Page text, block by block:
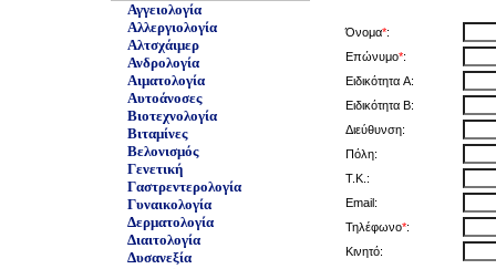
Αγγειολογία
Αλλεργιολογία
Αλτσχάιμερ
Ανδρολογία
Αιματολογία
Αυτοάνοσες
Βιοτεχνολογία
Βιταμίνες
Βελονισμός
Γενετική
Γαστρεντερολογία
Γυναικολογία
Δερματολογία
Διαιτολογία
Δυσανεξία
Όνομα*:
Επώνυμο*:
Ειδικότητα A:
Ειδικότητα B:
Διεύθυνση:
Πόλη:
Τ.Κ.:
Email:
Τηλέφωνο*:
Κινητό: